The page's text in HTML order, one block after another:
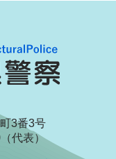
3番3号
代表）